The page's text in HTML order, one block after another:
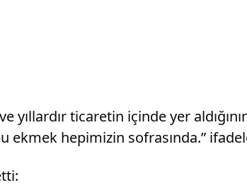
yıllardır ticaretin içinde yer
ekmek hepimizin sofrasında.”